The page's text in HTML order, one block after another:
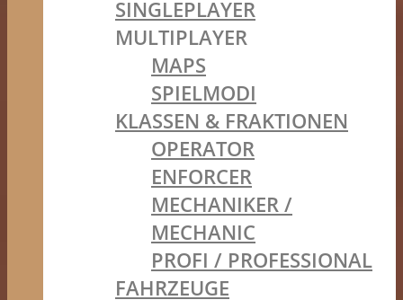
SINGLEPLAYER
MULTIPLAYER
MAPS
SPIELMODI
KLASSEN & FRAKTIONEN
OPERATOR
ENFORCER
MECHANIKER /
MECHANIC
PROFI / PROFESSIONAL
FAHRZEUGE